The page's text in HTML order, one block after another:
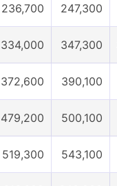
236,700 247,300
334,000 347,300
372,600 390,100
479,200 500,100
519,300 543,100